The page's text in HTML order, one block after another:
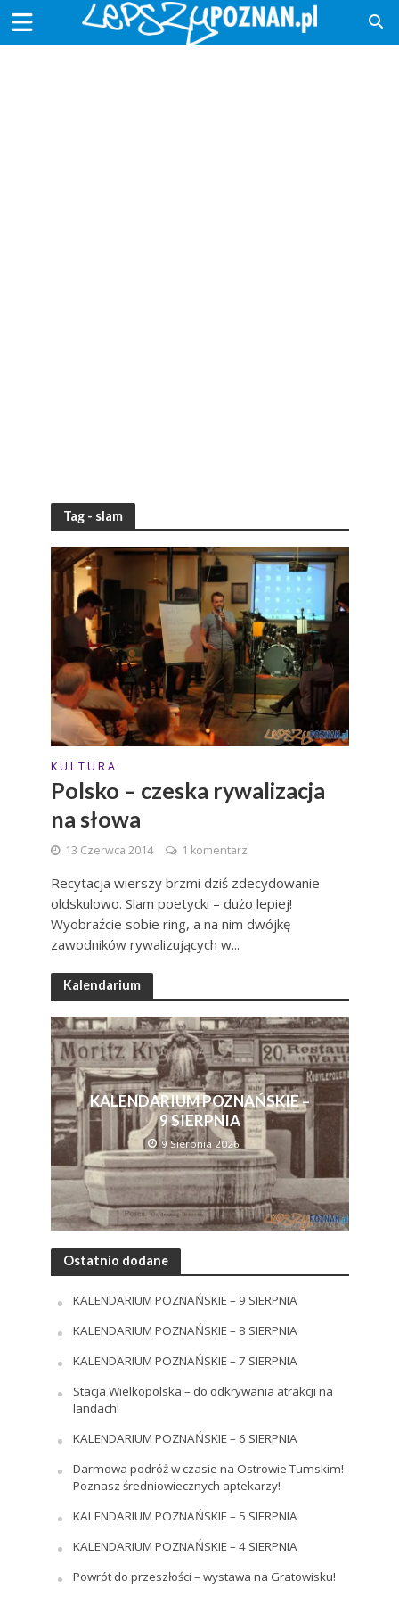
Tag - slam
K U L T U R A
Polsko – czeska rywalizacja
na słowa
13 Czerwca 2014 1 komentarz
Recytacja wierszy brzmi dziś zdecydowanie
oldskulowo. Slam poetycki – dużo lepiej!
Wyobraźcie sobie ring, a na nim dwójkę
zawodników rywalizujących w...
Kalendarium
KALENDARIUM POZNAŃSKIE –
9 SIERPNIA
9 Sierpnia 2026
Ostatnio dodane
KALENDARIUM POZNAŃSKIE – 9 SIERPNIA
KALENDARIUM POZNAŃSKIE – 8 SIERPNIA
KALENDARIUM POZNAŃSKIE – 7 SIERPNIA
Stacja Wielkopolska – do odkrywania atrakcji na
landach!
KALENDARIUM POZNAŃSKIE – 6 SIERPNIA
Darmowa podróż w czasie na Ostrowie Tumskim!
Poznasz średniowiecznych aptekarzy!
KALENDARIUM POZNAŃSKIE – 5 SIERPNIA
KALENDARIUM POZNAŃSKIE – 4 SIERPNIA
Powrót do przeszłości – wystawa na Gratowisku!